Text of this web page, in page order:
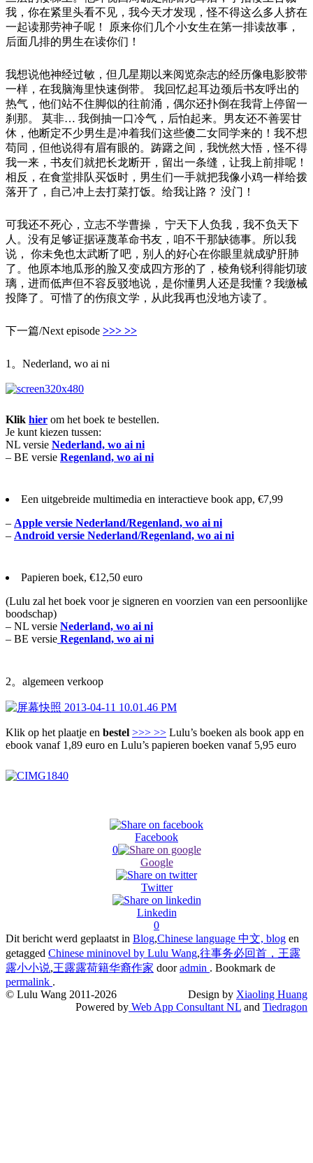
我，你在紧里头看不见，我今天才发现，怪不得这么多人挤在
一起读那劳神子呢！ 原来你们几个小女生在第一排读故事，
后面几排的男生在读你们！
我想说他神经过敏，但几星期以来阅览杂志的经历像电影胶带
一样，在我脑海里快速倒带。 我回忆起耳边颈后书友呼出的
热气，他们站不住脚似的往前涌，偶尔还扑倒在我背上停留一
刹那。 莫非… 我倒抽一口冷气，后怕起来。男友还不善罢甘
休，他断定不少男生是冲着我们这些傻二女同学来的！我不想
苟同，但他说得有眉有眼的。踌躇之间，我恍然大悟，怪不得
我一来，书友们就把长龙断开，留出一条缝，让我上前排呢！
相反，在食堂排队买饭时，男生们一手就把我像小鸡一样给拨
落开了，自己冲上去打菜打饭。给我让路？ 没门！
可我还不死心，立志不学曹操， 宁天下人负我，我不负天下
人。没有足够证据诬蔑革命书友，咱不干那缺德事。所以我
说， 你未免也太武断了吧，别人的好心在你眼里就成驴肝肺
了。他原本地瓜形的脸又变成四方形的了，棱角锐利得能切玻
璃，进而低声但不容反驳地说，是你懂男人还是我懂？我缴械
投降了。可惜了的伤痕文学，从此我再也没地方读了。
下一篇/Next episode >>> >>
1。Nederland, wo ai ni
Klik hier om het boek te bestellen.
Je kunt kiezen tussen:
NL versie Nederland, wo ai ni
– BE versie Regenland, wo ai ni
Een uitgebreide multimedia en interactieve book app, €7,99
– Apple versie Nederland/Regenland, wo ai ni
– Android versie Nederland/Regenland, wo ai ni
Papieren boek, €12,50 euro
(Lulu zal het boek voor je signeren en voorzien van een persoonlijke
boodschap)
– NL versie Nederland, wo ai ni
– BE versie Regenland, wo ai ni
2。algemeen verkoop
Klik op het plaatje en bestel >>> >> Lulu’s boeken als book app en
ebook vanaf 1,89 euro en Lulu’s papieren boeken vanaf 5,95 euro
Facebook
0
Google
Twitter
Linkedin
0
Dit bericht werd geplaatst in Blog,Chinese language 中文, blog en
getagged Chinese mininovel by Lulu Wang,往事务必回首，王露
露小小说,王露露荷籍华裔作家 dooradmin . Bookmark de
permalink .
© Lulu Wang 2011-2026
Design by Xiaoling Huang
Powered by Web App Consultant NL and Tiedragon